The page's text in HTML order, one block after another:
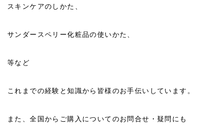
スキンケアのしかた、
サンダースペリー化粧品の使いかた、
等など
これまでの経験と知識から皆様のお手伝いしています。
また、全国からご購入についてのお問合せ・疑問にも